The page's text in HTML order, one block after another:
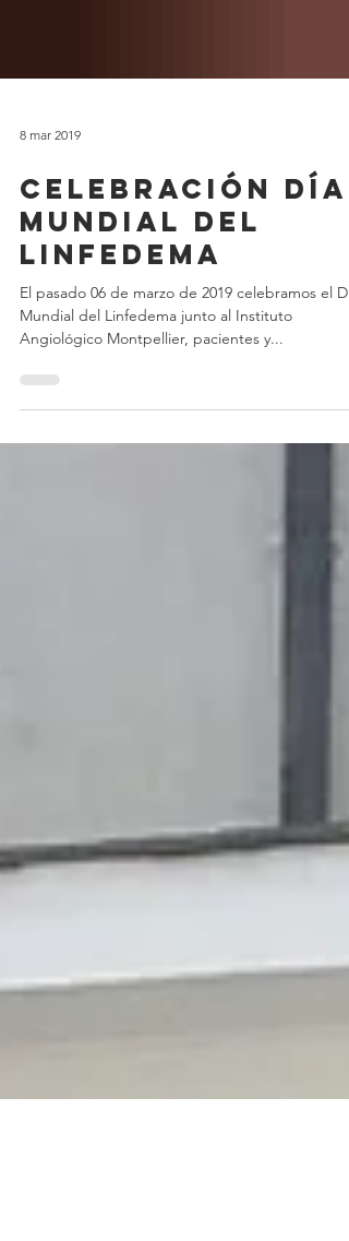
8 mar 2019
Celebración Día
Mundial del
Linfedema
El pasado 06 de marzo de 2019 celebramos el Día